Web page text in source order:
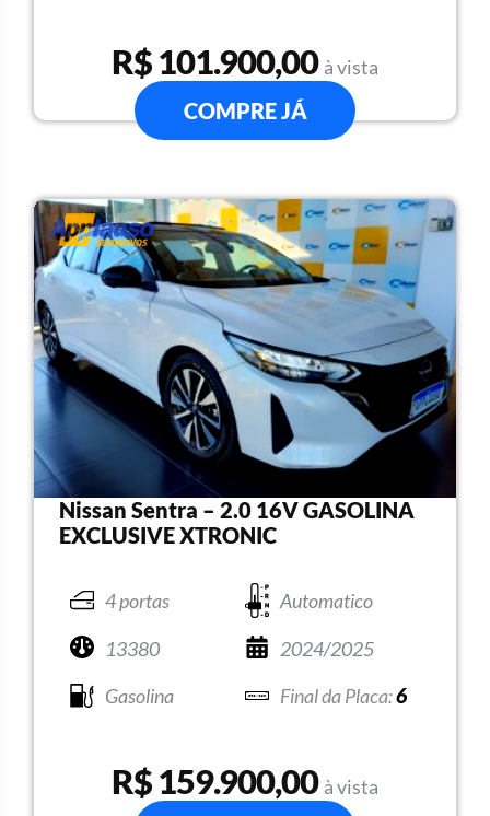
R$ 101.900,00 à vista
COMPRE JÁ
Nissan Sentra – 2.0 16V GASOLINA
EXCLUSIVE XTRONIC
4 portas
Automatico
13380
2024/2025
Gasolina
6
R$ 159.900,00 à vista